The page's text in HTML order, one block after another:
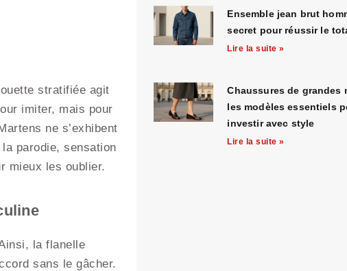
stratifiée agit
imiter, mais pour
ne s’exhibent
parodie, sensation
mieux les oublier.
la flanelle
sans le gâcher.
Ensemble jean brut
secret pour réussir le
Lire la suite »
Chaussures de grandes
les modèles essentiels
investir avec style
Lire la suite »